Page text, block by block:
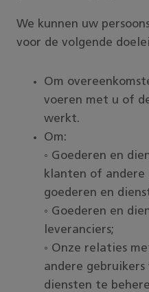
We kunnen uw
voor de volgende
Om
voeren met u of
werkt.
Om:
◦ Goederen en
klanten of andere
goederen en
◦ Goederen en
leveranciers;
◦ Onze relaties
andere gebruikers
diensten te